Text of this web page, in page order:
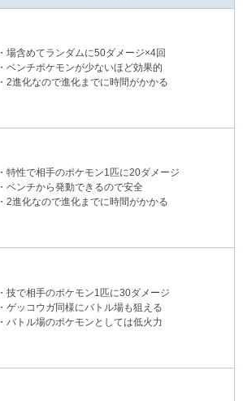
・場含めてランダムに50ダメージ×4回
・ベンチポケモンが少ないほど効果的
・2進化なので進化までに時間がかかる
・特性で相手のポケモン1匹に20ダメージ
・ベンチから発動できるので安全
・2進化なので進化までに時間がかかる
・技で相手のポケモン1匹に30ダメージ
・ゲッコウガ同様にバトル場も狙える
・バトル場のポケモンとしては低火力